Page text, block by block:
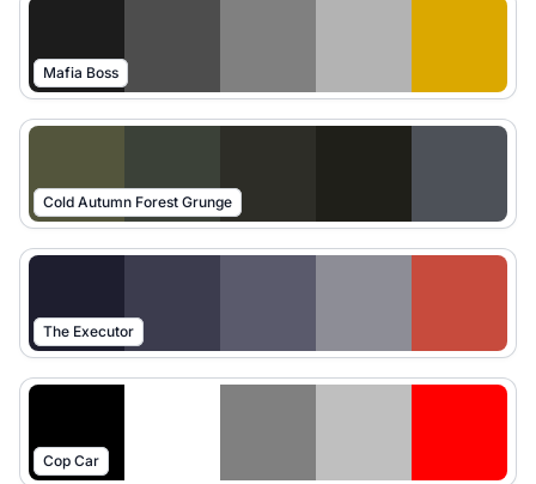
Mafia Boss
Cold Autumn Forest Grunge
The Executor
Cop Car